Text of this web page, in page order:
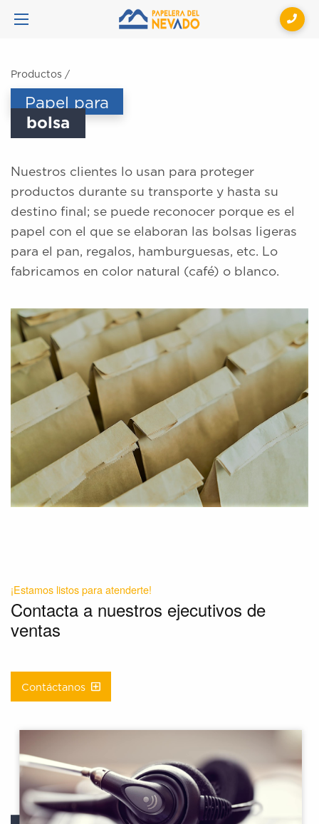
Productos /
Papel para
bolsa
Nuestros clientes lo usan para proteger
productos durante su transporte y hasta su
destino final; se puede reconocer porque es el
papel con el que se elaboran las bolsas ligeras
para el pan, regalos, hamburguesas, etc. Lo
fabricamos en color natural (café) o blanco.
¡Estamos listos para atenderte!
Contacta a nuestros ejecutivos de
ventas
Contáctanos